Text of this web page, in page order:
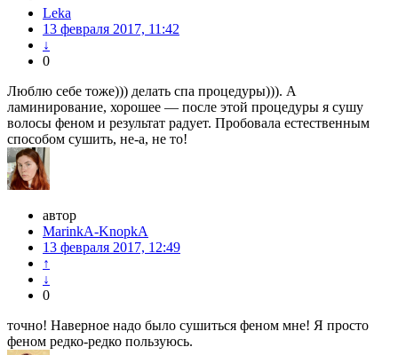
Leka
13 февраля 2017, 11:42
↓
0
Люблю себе тоже))) делать спа процедуры))). А
ламинирование, хорошее — после этой процедуры я сушу
волосы феном и результат радует. Пробовала естественным
способом сушить, не-а, не то!
автор
MarinkA-KnopkA
13 февраля 2017, 12:49
↑
↓
0
точно! Наверное надо было сушиться феном мне! Я просто
феном редко-редко пользуюсь.